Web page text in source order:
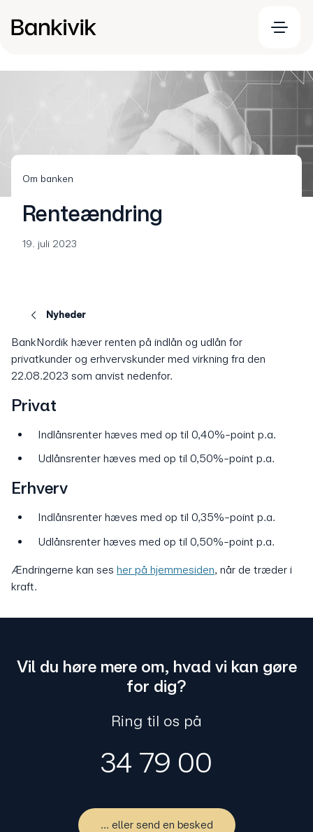
Om banken
Renteændring
19. juli 2023
Nyheder
BankNordik hæver renten på indlån og udlån for
privatkunder og erhvervskunder med virkning fra den
22.08.2023 som anvist nedenfor.
Privat
Indlånsrenter hæves med op til 0,40%-point p.a.
Udlånsrenter hæves med op til 0,50%-point p.a.
Erhverv
Indlånsrenter hæves med op til 0,35%-point p.a.
Udlånsrenter hæves med op til 0,50%-point p.a.
Ændringerne kan ses her på hjemmesiden, når de træder i
kraft.
Vil du høre mere om, hvad vi kan gøre
for dig?
Ring til os på
34 79 00
... eller send en besked